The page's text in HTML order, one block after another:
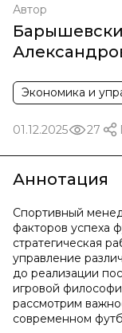
Автор
Экономика и
01.12.2025 27
Аннотация
Спортивный
факторов успеха
стратегическая
управление
до реализации
игровой
рассмотрим
современном